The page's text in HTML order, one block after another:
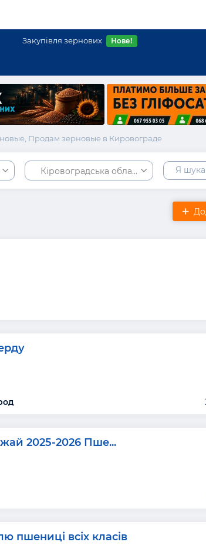
Закупівля зернових Нове!
Продам зерновые в Кировограде
Кіровоградська область
2025-2026 Пше...
пшениці всіх класів